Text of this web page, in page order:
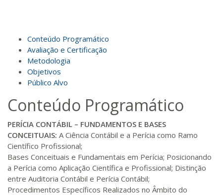
Conteúdo Programático
Avaliação e Certificação
Metodologia
Objetivos
Público Alvo
Conteúdo Programático
PERÍCIA CONTÁBIL – FUNDAMENTOS E BASES
CONCEITUAIS: A Ciência Contábil e a Perícia como Ramo
Científico Profissional;
Bases Conceituais e Fundamentais em Perícia; Posicionando
a Perícia como Aplicação Científica e Profissional; Distinção
entre Auditoria Contábil e Perícia Contábil;
Procedimentos Específicos Realizados no Âmbito do